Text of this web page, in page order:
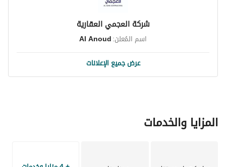
شركة العجمي العقارية
اسم المُعلن:Al Anoud
عرض جميع الإعلانات
المزايا والخدمات